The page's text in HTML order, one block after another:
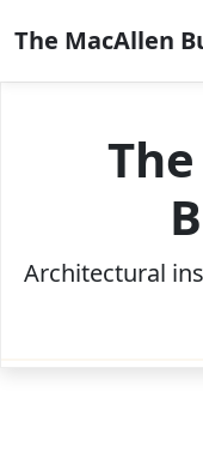
to
content
The MacAllen
Architectural